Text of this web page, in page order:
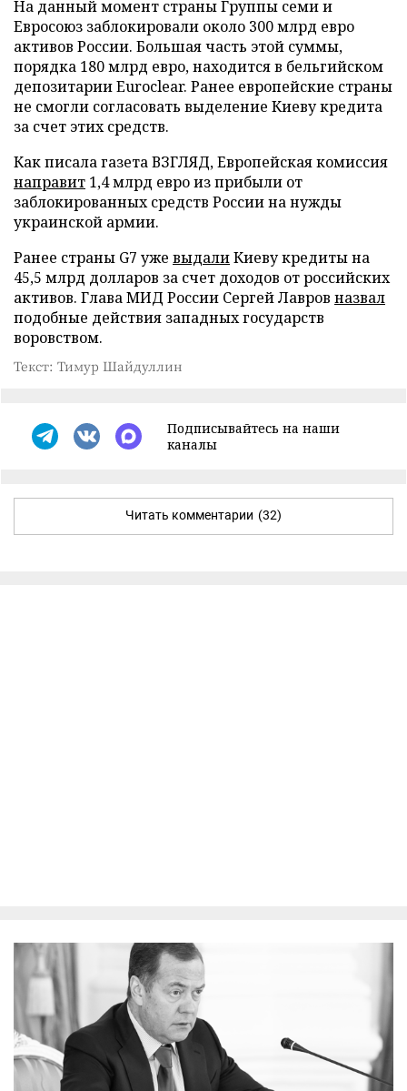
На данный момент страны Группы семи и
Евросоюз заблокировали около 300 млрд евро
активов России. Большая часть этой суммы,
порядка 180 млрд евро, находится в бельгийском
депозитарии Euroclear. Ранее европейские страны
не смогли согласовать выделение Киеву кредита
за счет этих средств.
Как писала газета ВЗГЛЯД, Европейская комиссия
направит 1,4 млрд евро из прибыли от
заблокированных средств России на нужды
украинской армии.
Ранее страны G7 уже выдалиКиеву кредиты на
45,5 млрд долларов за счет доходов от российских
активов. Глава МИД России Сергей Лавров назвал
подобные действия западных государств
воровством.
Текст: Тимур Шайдуллин
Подписывайтесь на наши
каналы
Читать комментарии (32)